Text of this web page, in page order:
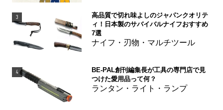
3
高品質で切れ味よしのジャパンクオリテ
ィ！日本製のサバイバルナイフおすすめ
7選
ナイフ・刃物・マルチツール
4
BE-PAL創刊編集長が工具の専門店で見
つけた愛用品って何？
ランタン・ライト・ランプ